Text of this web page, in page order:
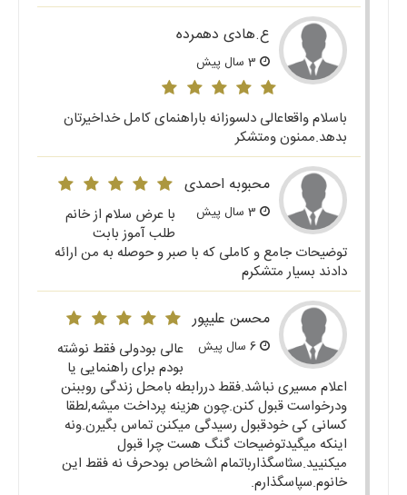
ع.هادی دهمرده
باسلام واقعاعالی دلسوزانه باراهنمای کامل خداخیرتان
بدهد.ممنون ومتشکر
محبوبه احمدی
با عرض سلام از خانم
طلب آموز بابت
توضیحات جامع و کاملی که با صبر و حوصله به من ارائه
دادند بسیار متشکرم
محسن علیپور
عالی بودولی فقط نوشته
بودم برای راهنمایی یا
اعلام مسیری نباشد.فقط دررابطه بامحل زندگی روببنن
ودرخواست قبول کنن.چون هزینه پرداخت میشه,لطقا
کسانی کی خودقبول رسیدگی میکنن تماس بگیرن.ونه
اینکه میگیدتوضیحات گنگ هست چرا قبول
میکنیید.سثاسگذارباتمام اشخاص بودحرف نه فقط این
خانوم.سپاسگذارم.